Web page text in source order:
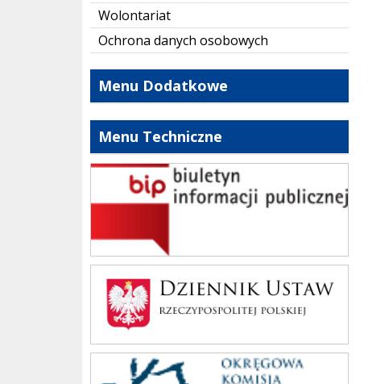
Wolontariat
Ochrona danych osobowych
Menu Dodatkowe
Menu Techniczne
bip szkoły
Dziennik Polski
oke_krakow